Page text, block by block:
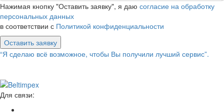
Нажимая кнопку "Оставить заявку", я даю согласие на обработку
персональных данных
в соответствии с Политикой конфиденциальности
Оставить заявку
“Я сделаю всё возможное, чтобы Вы получили лучший сервис”.
Для связи: